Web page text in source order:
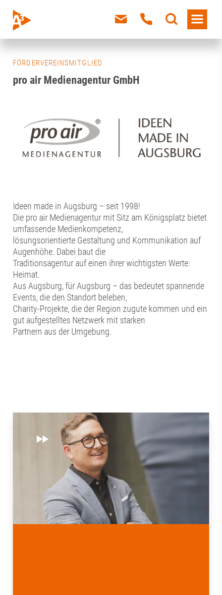
FÖRDERVEREINSMITGLIED
pro air Medienagentur GmbH
Ideen made in Augsburg – seit 1998!
Die pro air Medienagentur mit Sitz am Königsplatz bietet
umfassende Medienkompetenz,
lösungsorientierte Gestaltung und Kommunikation auf
Augenhöhe. Dabei baut die
Traditionsagentur auf einen ihrer wichtigsten Werte:
Heimat.
Aus Augsburg, für Augsburg – das bedeutet spannende
Events, die den Standort beleben,
Charity-Projekte, die der Region zugute kommen und ein
gut aufgestelltes Netzwerk mit starken
Partnern aus der Umgebung.